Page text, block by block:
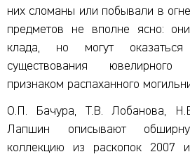
них сломаны или побывали в
предметов не вполне ясно:
клада, но могут оказаться
существования
признаком распаханного
О.П. Бачура, Т.В. Лобанова,
Лапшин описывают
коллекцию из раскопок 2007